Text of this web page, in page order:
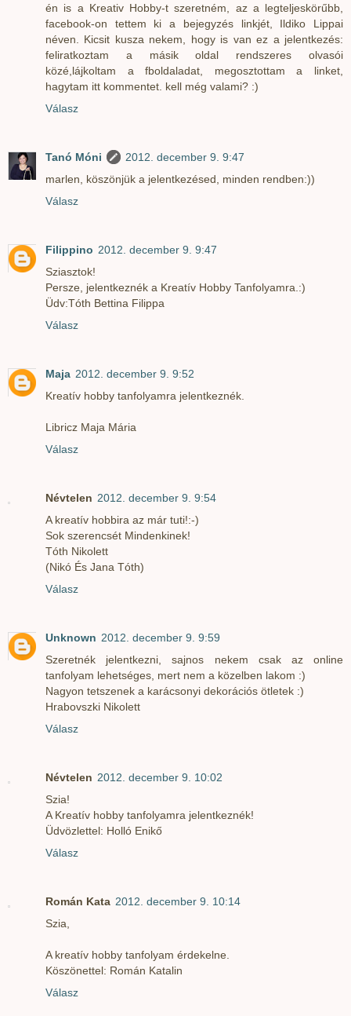
én is a Kreativ Hobby-t szeretném, az a legteljeskörűbb,
facebook-on tettem ki a bejegyzés linkjét, Ildiko Lippai
néven. Kicsit kusza nekem, hogy is van ez a jelentkezés:
feliratkoztam a másik oldal rendszeres olvasói
közé,lájkoltam a fboldaladat, megosztottam a linket,
hagytam itt kommentet. kell még valami? :)
Válasz
Tanó Móni
2012. december 9. 9:47
marlen, köszönjük a jelentkezésed, minden rendben:))
Válasz
Filippino 2012. december 9. 9:47
Sziasztok!
Persze, jelentkeznék a Kreatív Hobby Tanfolyamra.:)
Üdv:Tóth Bettina Filippa
Válasz
Maja 2012. december 9. 9:52
Kreatív hobby tanfolyamra jelentkeznék.
Libricz Maja Mária
Válasz
Névtelen 2012. december 9. 9:54
A kreatív hobbira az már tuti!:-)
Sok szerencsét Mindenkinek!
Tóth Nikolett
(Nikó És Jana Tóth)
Válasz
Unknown 2012. december 9. 9:59
Szeretnék jelentkezni, sajnos nekem csak az online
tanfolyam lehetséges, mert nem a közelben lakom :)
Nagyon tetszenek a karácsonyi dekorációs ötletek :)
Hrabovszki Nikolett
Válasz
Névtelen 2012. december 9. 10:02
Szia!
A Kreatív hobby tanfolyamra jelentkeznék!
Üdvözlettel: Holló Enikő
Válasz
Román Kata 2012. december 9. 10:14
Szia,
A kreatív hobby tanfolyam érdekelne.
Köszönettel: Román Katalin
Válasz